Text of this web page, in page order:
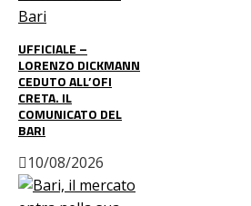
UFFICIALE –
LORENZO DICKMANN
CEDUTO ALL’OFI
CRETA. IL
COMUNICATO DEL
BARI
10/08/2026